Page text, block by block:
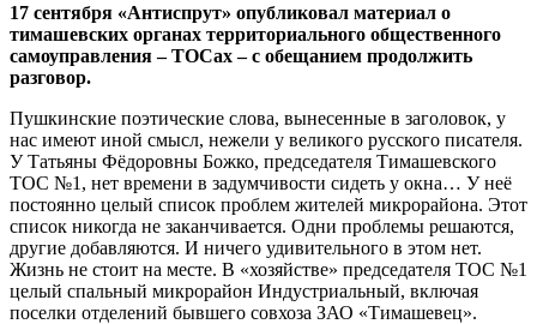
17 сентября «Антиспрут» опубликовал материал о
тимашевских органах территориального общественного
самоуправления – ТОСах – с обещанием продолжить
разговор.
Пушкинские поэтические слова, вынесенные в заголовок, у
нас имеют иной смысл, нежели у великого русского писателя.
У Татьяны Фёдоровны Божко, председателя Тимашевского
ТОС №1, нет времени в задумчивости сидеть у окна… У неё
постоянно целый список проблем жителей микрорайона. Этот
список никогда не заканчивается. Одни проблемы решаются,
другие добавляются. И ничего удивительного в этом нет.
Жизнь не стоит на месте. В «хозяйстве» председателя ТОС №1
целый спальный микрорайон Индустриальный, включая
поселки отделений бывшего совхоза ЗАО «Тимашевец».